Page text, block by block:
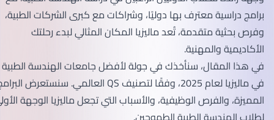
برامج دراسية معترف بها دوليًا، وشراكات مع كبرى الشركات الطبية،
وفرص بحثية متقدمة، تُعد ماليزيا المكان المثالي لبدء رحلتك
الأكاديمية والمهنية.
في هذا المقال، سنأخذك في جولة لأفضل جامعات الهندسة الطبية
في ماليزيا لعام 2025، وفقًا لتصنيف QS العالمي. سنستعرض البرامج
المميزة، والفرص الوظيفية، والأسباب التي تجعل ماليزيا الوجهة الأولى